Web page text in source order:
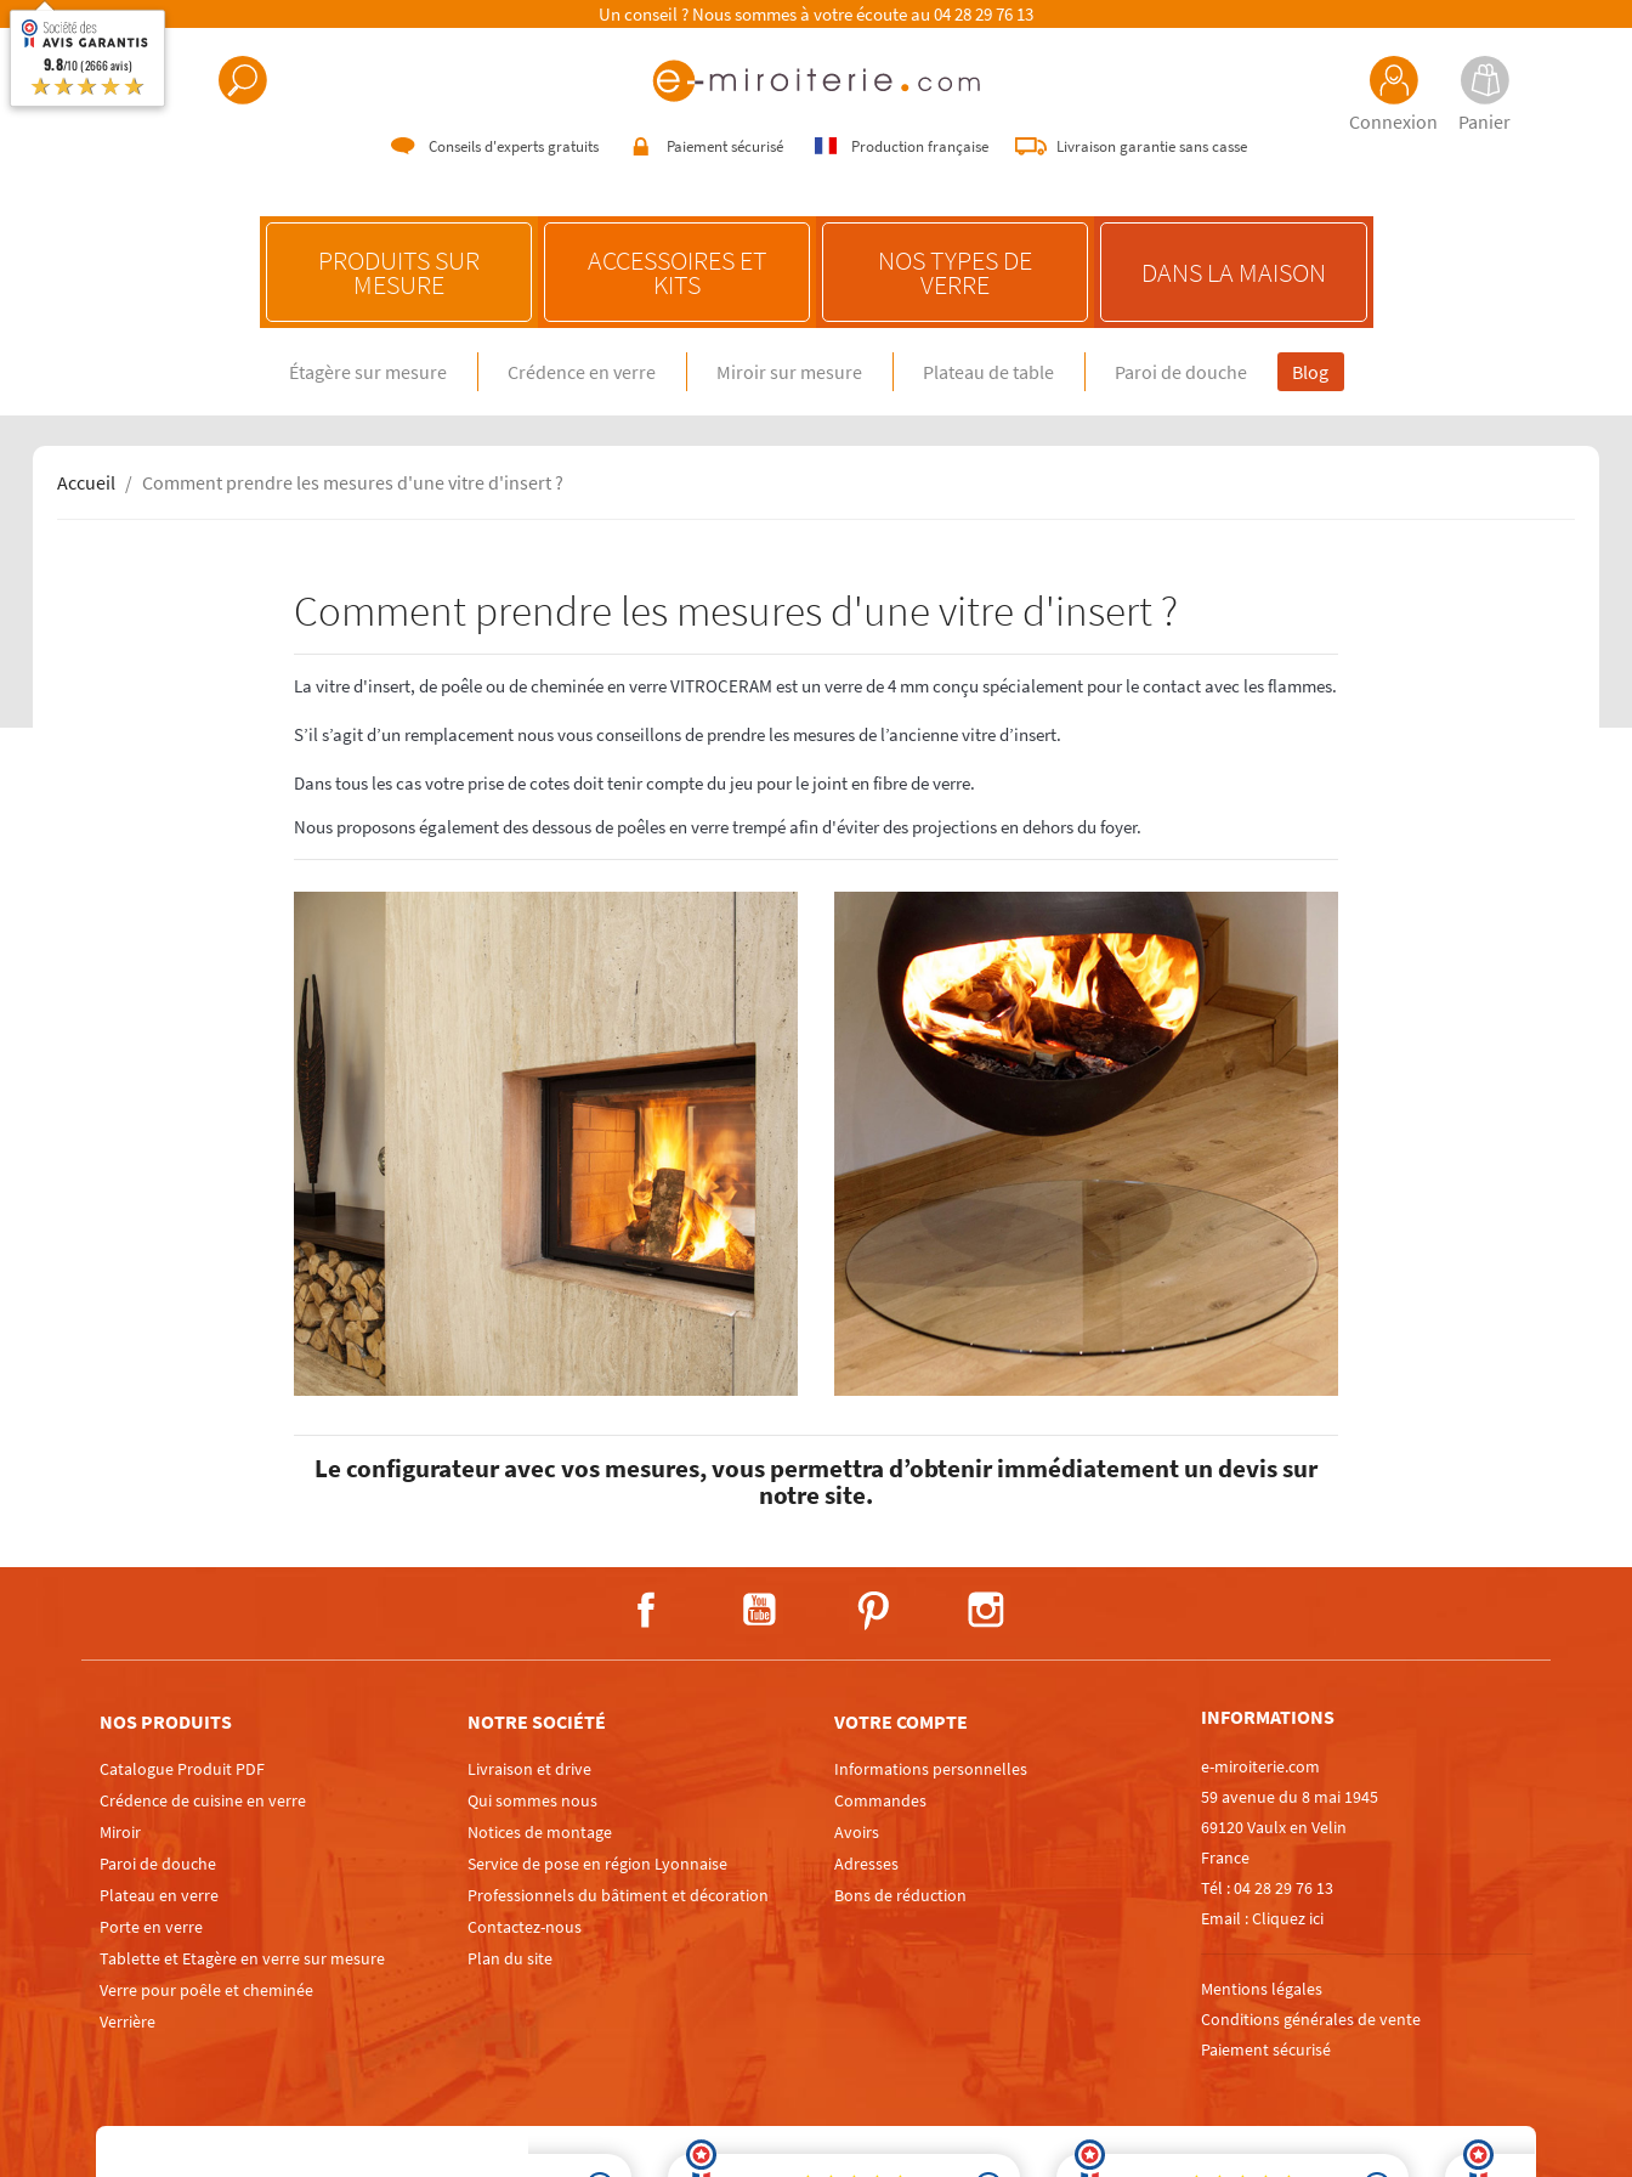
Un conseil ? Nous sommes à votre écoute au 04 28 29 76 13
Connexion Panier
Conseils d'experts gratuits Paiement sécurisé Production française Livraison garantie sans casse
PRODUITS SUR
MESURE
CRÉDENCE SUR MESURE
Crédence en verre spécial feux gaz
Crédence miroir sur mesure
Crédence en verre sur mesure
Crédence miroir dimension standard
ACCESSOIRES DE POSE POUR
CRÉDENCE
Accessoires pour crédence
NOS CONSEILS
Choisir une crédence de cuisine
Entretenir une crédence de cuisine
Echantillons de miroirs
trempé
Echantillons de verre emaillé et trempé
ACCESSOIRES ET
KITS
NOS TYPES DE
VERRE DANS LA MAISON
Étagère sur mesure Crédence en verre Miroir sur mesure Plateau de table Paroi de douche Blog
Accueil Comment prendre les mesures d'une vitre d'insert ?
Comment prendre les mesures d'une vitre d'insert ?
La vitre d'insert, de poêle ou de cheminée en verre VITROCERAM est un verre de 4 mm conçu spécialement pour le contact avec les flammes.
S’il s’agit d’un remplacement nous vous conseillons de prendre les mesures de l’ancienne vitre d’insert.
Dans tous les cas votre prise de cotes doit tenir compte du jeu pour le joint en fibre de verre.
Nous proposons également des dessous de poêles en verre trempé afin d'éviter des projections en dehors du foyer.
Le configurateur avec vos mesures, vous permettra d’obtenir immédiatement un devis sur
notre site.
Facebook Pinterest
NOS PRODUITS
Catalogue Produit PDF
Crédence de cuisine en verre
Miroir
Paroi de douche
Plateau en verre
Porte en verre
Tablette et Etagère en verre sur mesure
Verre pour poêle et cheminée
Verrière
NOTRE SOCIÉTÉ
Livraison et drive
Qui sommes nous
Notices de montage
Service de pose en région Lyonnaise
Professionnels du bâtiment et décoration
Contactez-nous
Plan du site
VOTRE COMPTE
Informations personnelles
Commandes
Avoirs
Adresses
Bons de réduction
INFORMATIONS
e-miroiterie.com
59 avenue du 8 mai 1945
69120 Vaulx en Velin
France
Tél :04 28 29 76 13
Email :Cliquez ici
Mentions légales
Conditions générales de vente
Paiement sécurisé
9.8/10 (2666 avis)
★★★★★